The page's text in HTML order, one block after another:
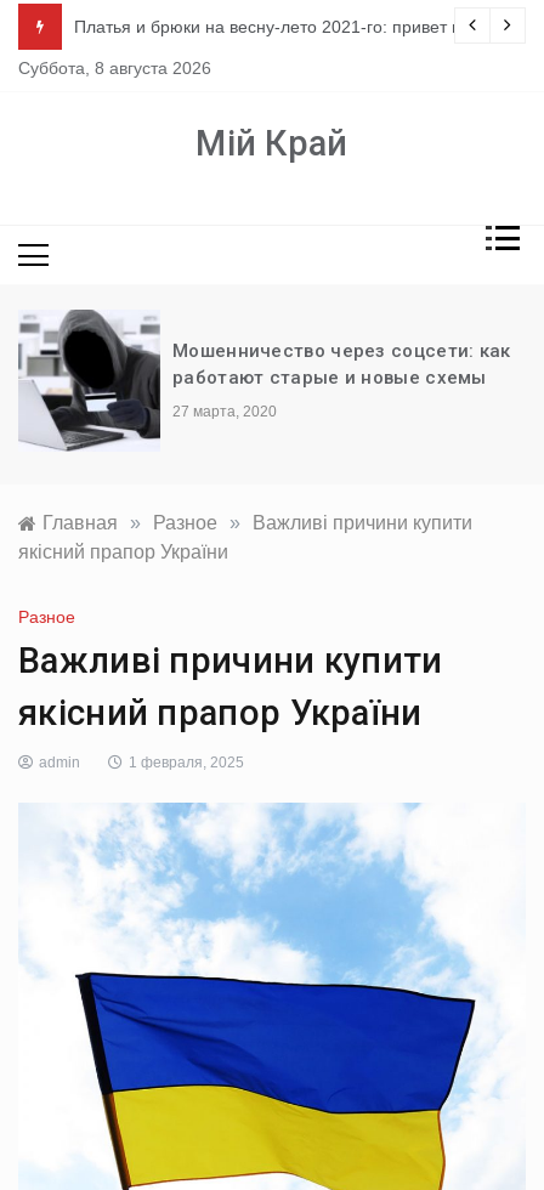
содержимому
Платья и брюки на весну-лето 2021-го: привет из 80-х
Суббота, 8 августа 2026
Мій Край
Мошенничество через соцсети: как
работают старые и новые схемы
27 марта, 2020
Главная » Разное »
Важливі причини купити
якісний прапор України
Разное
Важливі причини купити
якісний прапор України
admin 1 февраля, 2025